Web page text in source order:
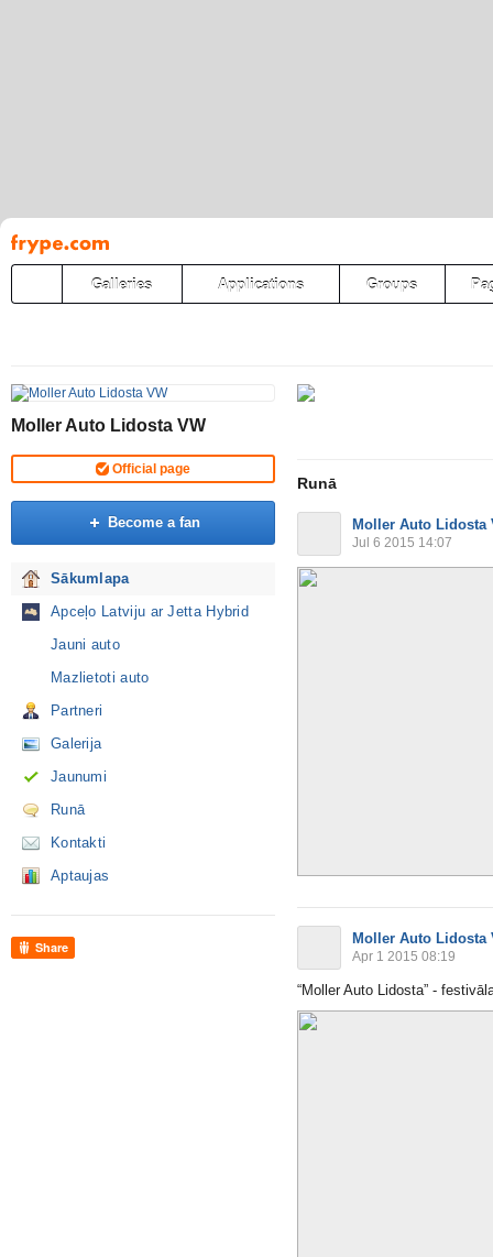
Pāriet
uz
saturu
Galleries Applications Groups
Moller Auto Lidosta VW
Official page
Become a fan
Sākumlapa
Apceļo Latviju ar Jetta Hybrid
Jauni auto
Mazlietoti auto
Partneri
Galerija
Jaunumi
Runā
Kontakti
Aptaujas
Share
Runā
Moller Auto Lidosta
Jul 6 2015 14:07
Moller Auto Lidosta
Apr 1 2015 08:19
“Moller Auto Lidosta” -